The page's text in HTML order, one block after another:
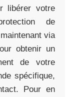
libérer votre
de
via
obtenir un
de votre
spécifique,
Pour en